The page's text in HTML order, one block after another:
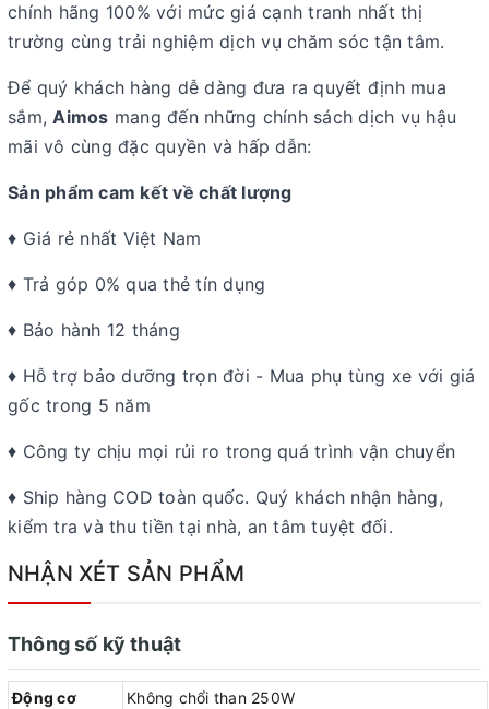
chính hãng 100% với mức giá cạnh tranh nhất thị
trường cùng trải nghiệm dịch vụ chăm sóc tận tâm.
Để quý khách hàng dễ dàng đưa ra quyết định mua
sắm,Aimos mang đến những chính sách dịch vụ hậu
mãi vô cùng đặc quyền và hấp dẫn:
Sản phẩm cam kết về chất lượng
♦ Giá rẻ nhất Việt Nam
♦ Trả góp 0% qua thẻ tín dụng
♦ Bảo hành 12 tháng
♦ Hỗ trợ bảo dưỡng trọn đời - Mua phụ tùng xe với giá
gốc trong 5 năm
♦ Công ty chịu mọi rủi ro trong quá trình vận chuyển
♦ Ship hàng COD toàn quốc. Quý khách nhận hàng,
kiểm tra và thu tiền tại nhà, an tâm tuyệt đối.
NHẬN XÉT SẢN PHẨM
Thông số kỹ thuật
Động cơ
Không chổi than 250W